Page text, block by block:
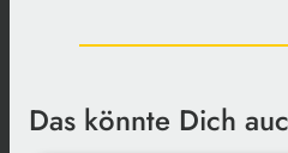
Das könnte Dich